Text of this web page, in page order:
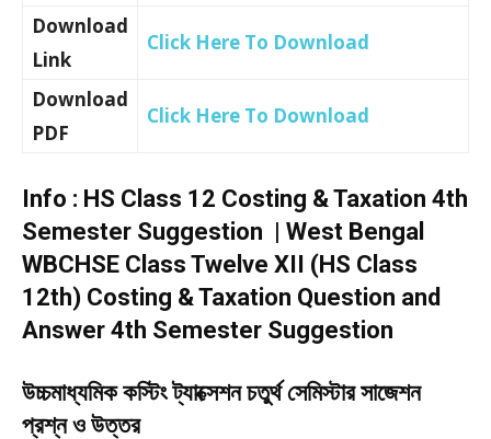
Download
Link
Click Here To Download
Download
PDF
Click Here To Download
Info : HS Class 12 Costing & Taxation 4th
Semester Suggestion | West Bengal
WBCHSE Class Twelve XII (HS Class
12th) Costing & Taxation Question and
Answer 4th Semester Suggestion
উচ্চমাধ্যমিক কস্টিং ট্যাক্সেশন চতুর্থ সেমিস্টার সাজেশন
প্রশ্ন ও উত্তর